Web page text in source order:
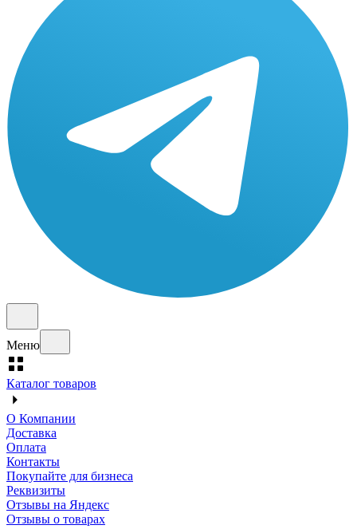
Меню
Каталог товаров
О Компании
Доставка
Оплата
Контакты
Покупайте для бизнеса
Реквизиты
Отзывы на Яндекс
Отзывы о товарах